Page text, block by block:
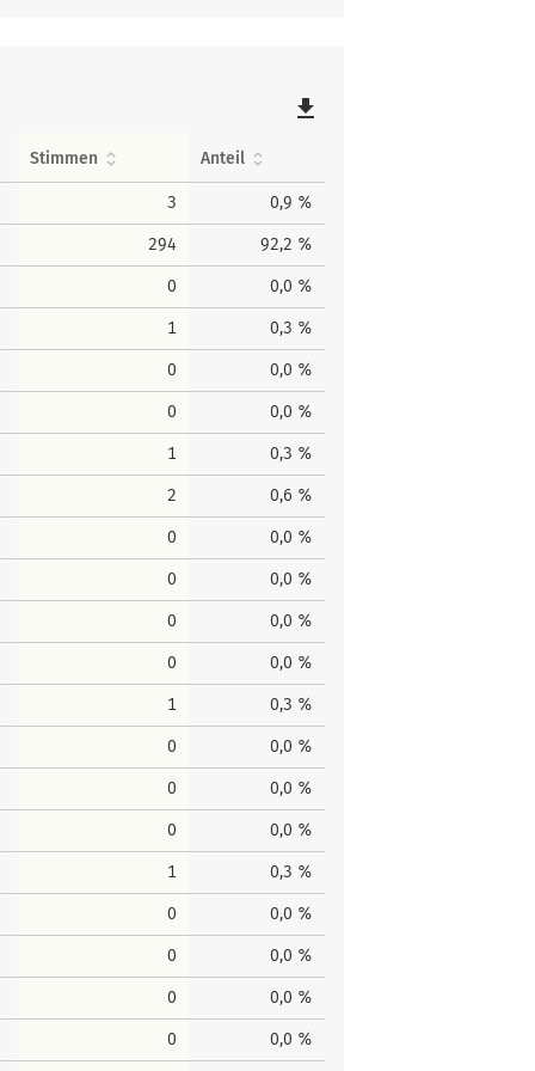
file_download
Stimmen Anteil
3 0,9 %
294 92,2 %
0 0,0 %
1 0,3 %
0 0,0 %
0 0,0 %
1 0,3 %
2 0,6 %
0 0,0 %
0 0,0 %
0 0,0 %
0 0,0 %
1 0,3 %
0 0,0 %
0 0,0 %
0 0,0 %
1 0,3 %
0 0,0 %
0 0,0 %
0 0,0 %
0 0,0 %